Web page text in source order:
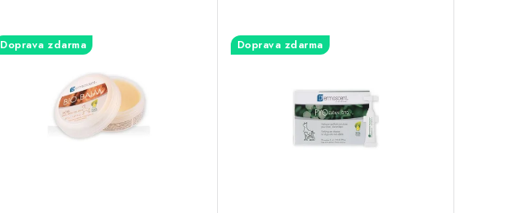
Doprava zdarma Doprava zdarma